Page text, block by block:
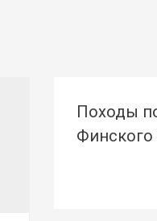
Походы
Финского